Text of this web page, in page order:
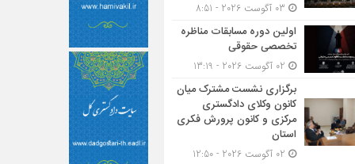
اولین دوره مسابقات مناظره
تخصصی حقوقی
برگزاری نشست مشترک میان
کانون وکلای دادگستری
مرکزی و کانون پرورش فکری
استان